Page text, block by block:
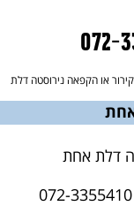
או הקפאה נירוסטה דלת
דלת אחת